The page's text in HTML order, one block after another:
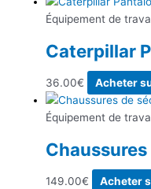
Équipement de
Caterpillar
36.00€ Acheter
Équipement de
149.00€ Acheter